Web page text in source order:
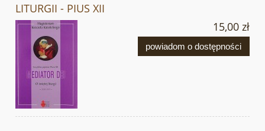
LITURGII - PIUS XII
15,00 zł
powiadom o dostępności